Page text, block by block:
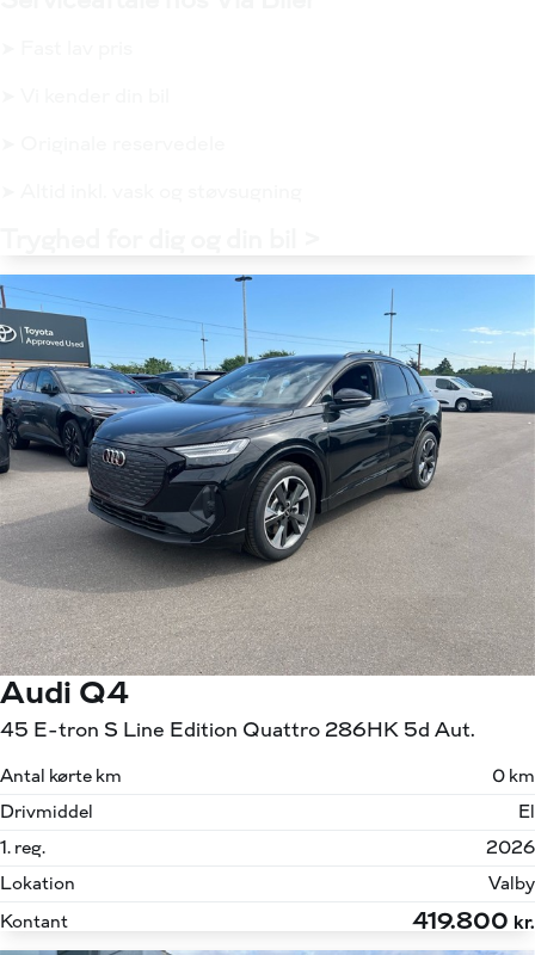
Audi Q4
45 E-tron S Line Edition Quattro 286HK 5d Aut.
Antal kørte km
0 km
Drivmiddel
El
1. reg.
2026
Lokation
Valby
Kontant
419.800 kr.